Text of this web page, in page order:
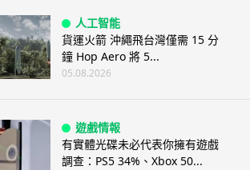
人工智能
貨運火箭 沖繩飛台灣僅需 15 分
鐘 Hop Aero 將 5...
05.08.2026
遊戲情報
有實體光碟未必代表你擁有遊戲
調查：PS5 34%、Xbox 50...